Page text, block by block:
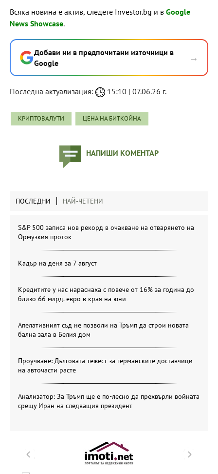
Всяка новина е актив, следете Investor.bg и в Google
News Showcase.
Добави ни в предпочитани източници в
Google
→
Последна актуализация: 15:10 | 07.06.26 г.
КРИПТОВАЛУТИ ЦЕНА НА БИТКОЙНА
НАПИШИ КОМЕНТАР
ПОСЛЕДНИ НАЙ-ЧЕТЕНИ
S&P 500 записа нов рекорд в очакване на отварянето на
Ормузкия проток
Кадър на деня за 7 август
Кредитите у нас нараснаха с повече от 16% за година до
близо 66 млрд. евро в края на юни
Апелативният съд не позволи на Тръмп да строи новата
бална зала в Белия дом
Проучване: Дълговата тежест за германските доставчици
на авточасти расте
Анализатор: За Тръмп ще е по-лесно да прехвърли войната
срещу Иран на следващия президент